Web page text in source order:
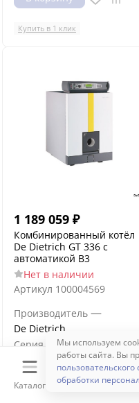
Каталог Корзина
Купить в 1 клик
1 189 059 ₽
Комбинированный котёл
De Dietrich GT 336 с
автоматикой B3
Нет в наличии
Артикул 100004569
Производитель —
De Dietrich
Серия
GT
Тепловая мощность, кВт
— 180 кВт
Мы используем
работы сайта. Вы
обработки